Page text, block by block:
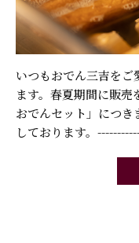
いつもおでん三吉をご
ます。春夏期間に販
おでんセット」につ
しております。